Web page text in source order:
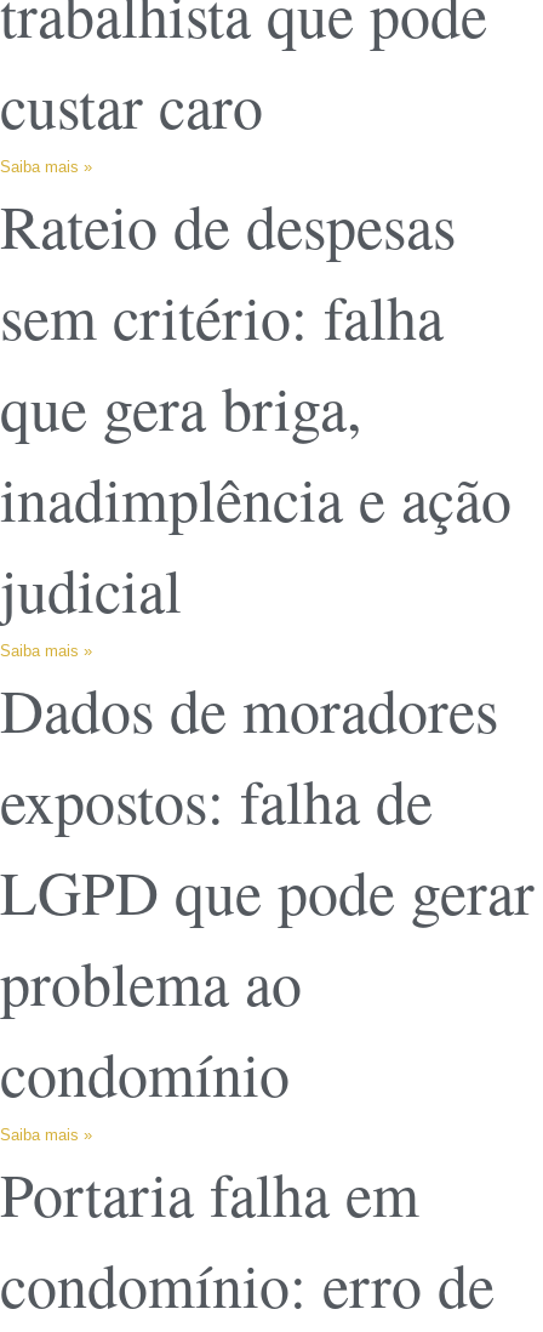
custar caro
Saiba mais »
Rateio de despesas
sem critério: falha
que gera briga,
inadimplência e ação
judicial
Saiba mais »
Dados de moradores
expostos: falha de
LGPD que pode gerar
problema ao
condomínio
Saiba mais »
Portaria falha em
condomínio: erro de